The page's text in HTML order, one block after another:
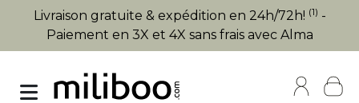
Livraison gratuite & expédition en 24h/72h! (1) -
Paiement en 3X et 4X sans frais avec Alma